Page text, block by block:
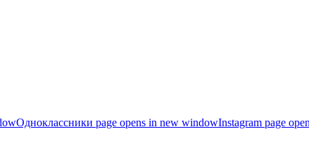
Одноклассники page opens in new windowInstagram page